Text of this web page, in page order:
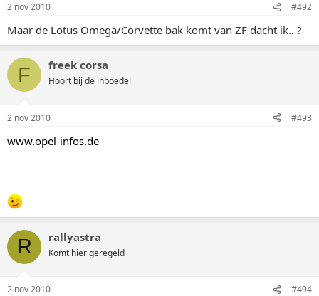
2 nov 2010 #492
Maar de Lotus Omega/Corvette bak komt van ZF dacht ik.. ?
F freek corsa
Hoort bij de inboedel
2 nov 2010 #493
www.opel-infos.de
R rallyastra
Komt hier geregeld
2 nov 2010 #494